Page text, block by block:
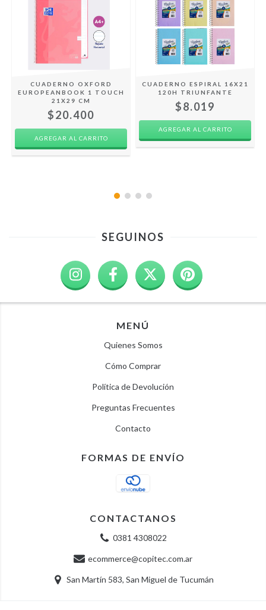
CUADERNO OXFORD
EUROPEANBOOK 1 TOUCH
21X29 CM
$20.400
CUADERNO ESPIRAL 16X21
120H TRIUNFANTE
$8.019
AGREGAR AL CARRITO
SEGUINOS
MENÚ
Quienes Somos
Cómo Comprar
Política de Devolución
Preguntas Frecuentes
Contacto
FORMAS DE ENVÍO
CONTACTANOS
0381 4308022
ecommerce@copitec.com.ar
San Martín 583, San Miguel de Tucumán